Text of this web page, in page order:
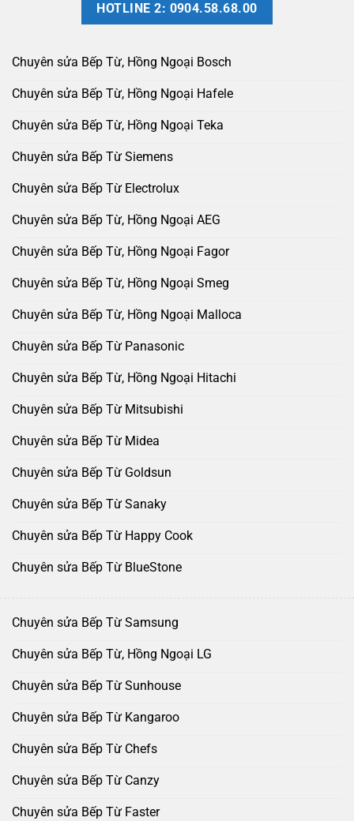
HOTLINE 2: 0904.58.68.00
Chuyên sửa Bếp Từ, Hồng Ngoại Bosch
Chuyên sửa Bếp Từ, Hồng Ngoại Hafele
Chuyên sửa Bếp Từ, Hồng Ngoại Teka
Chuyên sửa Bếp Từ Siemens
Chuyên sửa Bếp Từ Electrolux
Chuyên sửa Bếp Từ, Hồng Ngoại AEG
Chuyên sửa Bếp Từ, Hồng Ngoại Fagor
Chuyên sửa Bếp Từ, Hồng Ngoại Smeg
Chuyên sửa Bếp Từ, Hồng Ngoại Malloca
Chuyên sửa Bếp Từ Panasonic
Chuyên sửa Bếp Từ, Hồng Ngoại Hitachi
Chuyên sửa Bếp Từ Mitsubishi
Chuyên sửa Bếp Từ Midea
Chuyên sửa Bếp Từ Goldsun
Chuyên sửa Bếp Từ Sanaky
Chuyên sửa Bếp Từ Happy Cook
Chuyên sửa Bếp Từ BlueStone
Chuyên sửa Bếp Từ Samsung
Chuyên sửa Bếp Từ, Hồng Ngoại LG
Chuyên sửa Bếp Từ Sunhouse
Chuyên sửa Bếp Từ Kangaroo
Chuyên sửa Bếp Từ Chefs
Chuyên sửa Bếp Từ Canzy
Chuyên sửa Bếp Từ Faster